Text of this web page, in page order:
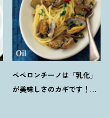
ペペロンチーノは「乳化」
が美味しさのカギです ！ プ